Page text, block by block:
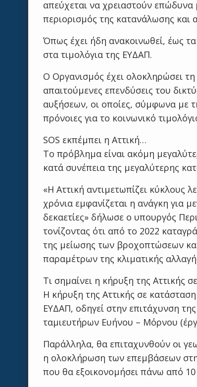
απεύχεται να χρειαστούν
περιορισμός της κατανάλωσης και
Όπως έχει ήδη ανακοινωθεί, έως
στα τιμολόγια της ΕΥΔΑΠ.
Ο Οργανισμός έχει ολοκληρώσει τη
απαιτούμενες επενδύσεις του
αυξήσεων, οι οποίες, σύμφωνα με
πρόνοιες για το κοινωνικό
SOS εκπέμπει η Αττική…
Το πρόβλημα είναι ακόμη
κατά συνέπεια της μεγαλύτερης
«Η Αττική αντιμετωπίζει κύκλους
χρόνια εμφανίζεται η ανάγκη για
δεκαετίες» δήλωσε ο υπουργός
τονίζοντας ότι από το 2022
της μείωσης των βροχοπτώσεων
παραμέτρων της κλιματικής
Τι σημαίνει η κήρυξη της Αττικής
Η κήρυξη της Αττικής σε
ΕΥΔΑΠ, οδηγεί στην επιτάχυνση
ταμιευτήρων Ευήνου – Μόρνου
Παράλληλα, θα επιταχυνθούν οι
η ολοκλήρωση των επεμβάσεων
που θα εξοικονομήσει πάνω από 10